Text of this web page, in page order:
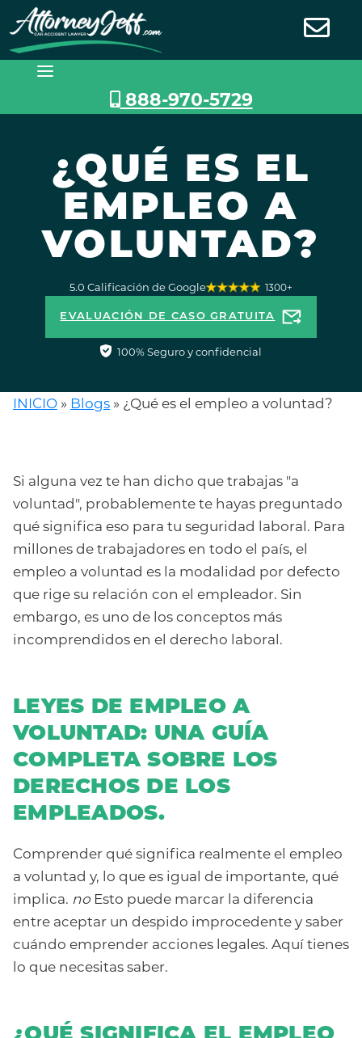
Saltar
contenido
888-970-5729
¿QUÉ ES EL
EMPLEO A
VOLUNTAD?
EVALUACIÓN DE CASO GRATUITA
100% Seguro y confidencial
1300+
5.0 Calificación de Google
INICIO » Blogs » ¿Qué es el empleo a voluntad?
Si alguna vez te han dicho que trabajas "a
voluntad", probablemente te hayas preguntado
qué significa eso para tu seguridad laboral. Para
millones de trabajadores en todo el país, el
empleo a voluntad es la modalidad por defecto
que rige su relación con el empleador. Sin
embargo, es uno de los conceptos más
incomprendidos en el derecho laboral.
LEYES DE EMPLEO A
VOLUNTAD: UNA GUÍA
COMPLETA SOBRE LOS
DERECHOS DE LOS
EMPLEADOS.
Comprender qué significa realmente el empleo
a voluntad y, lo que es igual de importante, qué
implica. no Esto puede marcar la diferencia
entre aceptar un despido improcedente y saber
cuándo emprender acciones legales. Aquí tienes
lo que necesitas saber.